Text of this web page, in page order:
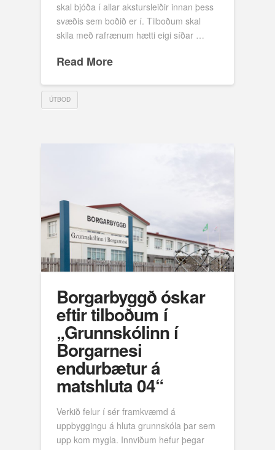
skal bjóða í allar akstursleiðir innan þess
svæðis sem boðið er í. Tilboðum skal
skila með rafrænum hætti eigi síðar …
Read More
ÚTBOÐ
Borgarbyggð óskar
eftir tilboðum í
„Grunnskólinn í
Borgarnesi
endurbætur á
matshluta 04“
Verkið felur í sér framkvæmd á
uppbyggingu á hluta grunnskóla þar sem
upp kom mygla. Innviðum hefur þegar